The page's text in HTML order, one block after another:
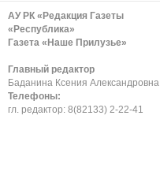
АУ РК «Редакция Газеты
«Республика»
Газета «Наше Прилузье»
Главный редактор
Баданина Ксения Александровна
Телефоны:
гл. редактор: 8(82133) 2-22-41